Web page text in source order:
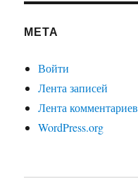
МЕТА
Войти
Лента записей
Лента комментариев
WordPress.org